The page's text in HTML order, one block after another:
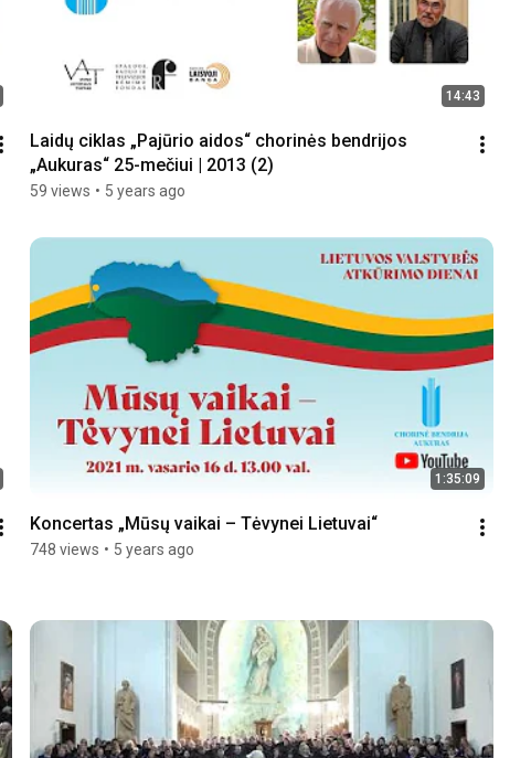
14:43
Laidų ciklas „Pajūrio aidos“ chorinės bendrijos
„Aukuras“ 25-mečiui | 2013 (2)
59 views • 5 years ago
1:35:09
Koncertas „Mūsų vaikai – Tėvynei Lietuvai“
748 views • 5 years ago